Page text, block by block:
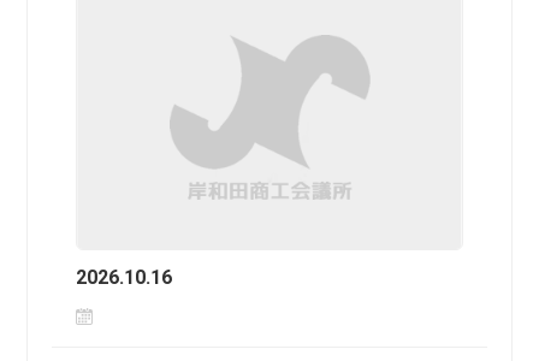
2026.10.16